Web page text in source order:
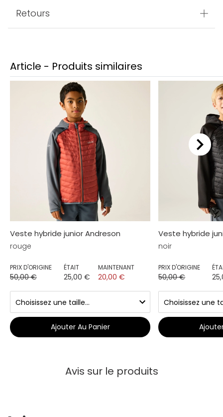
Retours
Article - Produits similaires
Veste hybride junior Andreson
rouge
PRIX D'ORIGINE
50,00 €
ÉTAIT
25,00 €
MAINTENANT
20,00 €
Ajouter Au Panier
Veste hybride
noir
PRIX D'ORIGINE
50,00 €
Avis sur le produits